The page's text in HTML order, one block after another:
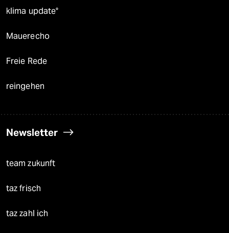
klima update°
Mauerecho
Freie Rede
reingehen
Newsletter
team zukunft
taz frisch
taz zahl ich